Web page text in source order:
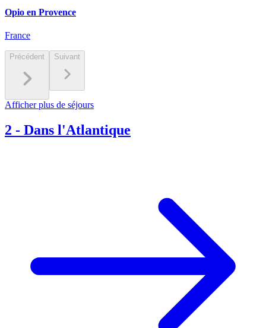
Opio en Provence
France
Précédent Suivant
Afficher plus de séjours
2 - Dans l'Atlantique